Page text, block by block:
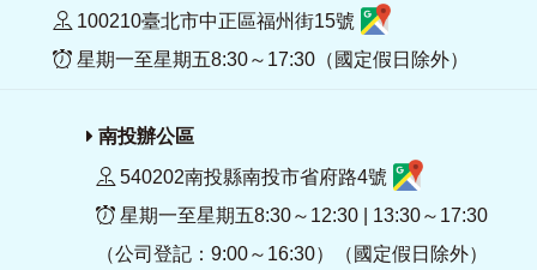
100210臺北市中正區福州街15號
星期一至星期五8:30～17:30（國定假日除外）
南投辦公區
540202南投縣南投市省府路4號
星期一至星期五8:30～12:30 | 13:30～17:30
（公司登記：9:00～16:30）（國定假日除外）